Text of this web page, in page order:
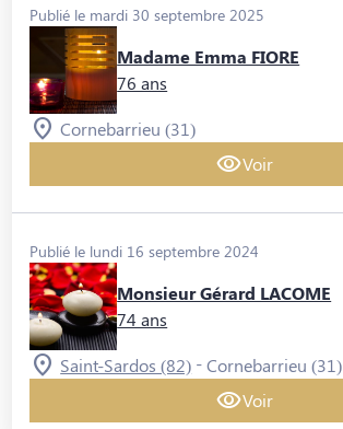
Publié le mardi 30 septembre 2025
Madame Emma FIORE
76 ans
Cornebarrieu (31)
Voir
Publié le lundi 16 septembre 2024
Monsieur Gérard LACOME
74 ans
Saint-Sardos (82) -Cornebarrieu (31)
Voir